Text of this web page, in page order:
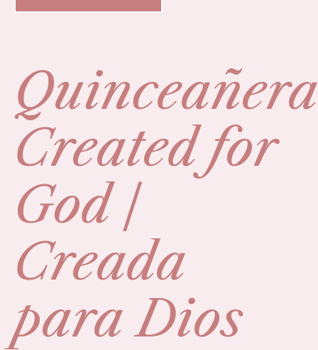
Quinceañera
Created for
God |
Creada
para Dios